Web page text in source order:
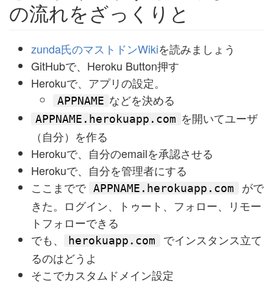
の流れをざっくりと
zunda氏のマストドンWikiを読みましょう
GitHubで、Heroku Button押す
Herokuで、アプリの設定。
APPNAME などを決める
APPNAME.herokuapp.com を開いてユーザ
（自分）を作る
Herokuで、自分のemailを承認させる
Herokuで、自分を管理者にする
ここまでで APPNAME.herokuapp.com
がで
きた。ログイン、トゥート、フォロー、リモー
トフォローできる
でも、
herokuapp.com
でインスタンス立て
るのはどうよ
そこでカスタムドメイン設定